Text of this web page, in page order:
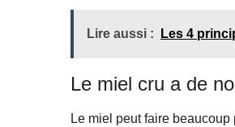
Lire aussi : Les 4
Le miel cru a de
Le miel peut faire